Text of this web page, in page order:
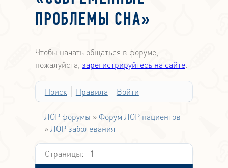
ПРОБЛЕМЫ СНА»
Чтобы начать общаться в форуме,
пожалуйста, зарегистрируйтесь на сайте
Поиск Правила Войти
ЛОР форумы » Форум ЛОР пациентов
» ЛОР заболевания
Страницы:
1